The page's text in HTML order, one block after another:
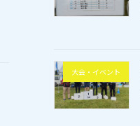
大会・イベント